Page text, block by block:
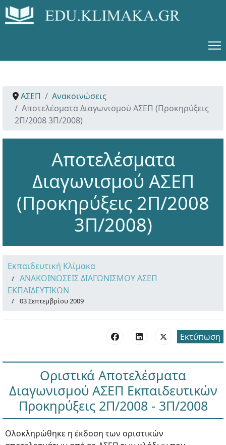
ΑΣΕΠ
Ανακοινώσεις
Αποτελέσματα Διαγωνισμού ΑΣΕΠ (Προκηρύξεις
2Π/2008 3Π/2008)
Αποτελέσματα
Διαγωνισμού ΑΣΕΠ
(Προκηρύξεις 2Π/2008
3Π/2008)
Εκπαιδευτική Κλίμακα
ΑΝΑΚΟΙΝΩΣΕΙΣ ΔΙΑΓΩΝΙΣΜΟΥ ΑΣΕΠ
ΕΚΠΑΙΔΕΥΤΙΚΩΝ
03 Σεπτεμβρίου 2009
Εκτύπωση
Οριστικά Αποτελέσματα
Διαγωνισμού ΑΣΕΠ Εκπαιδευτικών
Προκηρύξεις 2Π/2008 - 3Π/2008
Ολοκληρώθηκε η έκδοση των οριστικών